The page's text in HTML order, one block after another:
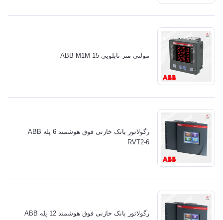
مولتی متر تابلویی ABB M1M 15
رگولاتور بانک خازنی فوق هوشمند 6 پله ABB
RVT2-6
رگولاتور بانک خازنی فوق هوشمند 12 پله ABB